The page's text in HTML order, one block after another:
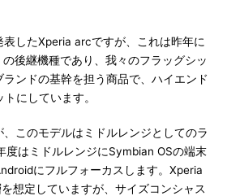
したXperia arcですが、これは昨年に
後継機種であり、我々のフラッグシッ
ンドの基幹を担う商品で、ハイエンド
にしています。
このモデルはミドルレンジとしてのラ
度はミドルレンジにSymbian OSの端末
にフルフォーカスします。Xperia
想定していますが、サイズコンシャス